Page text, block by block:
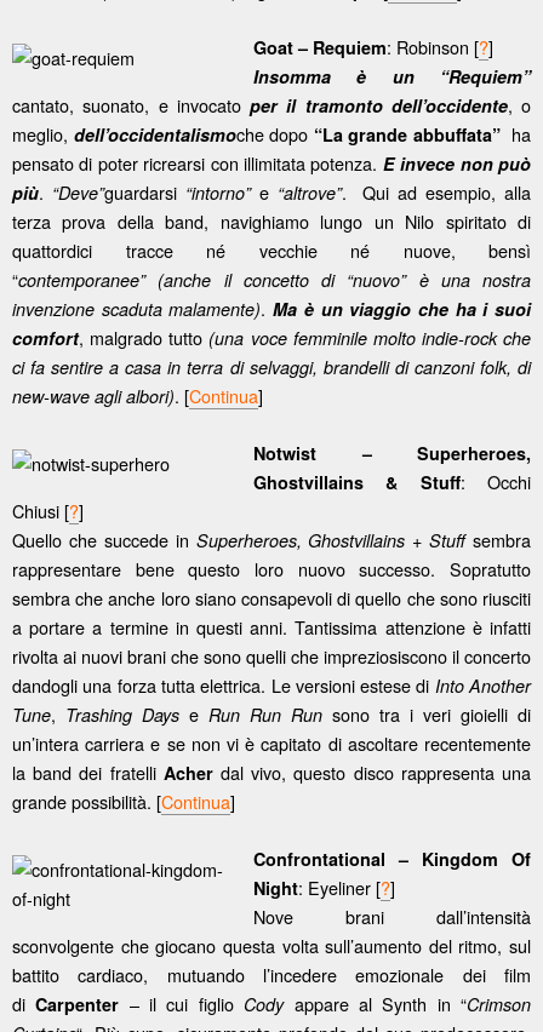
Goat – Requiem: Robinson [?]
Insomma è un “Requiem”
cantato, suonato, e invocato per il tramonto dell’occidente, o
meglio, dell’occidentalismoche dopo “La grande abbuffata”ha
pensato di poter ricrearsi con illimitata potenza. E invece non può
più. “Deve”guardarsi “intorno”e “altrove”. Qui ad esempio, alla
terza prova della band, navighiamo lungo un Nilo spiritato di
quattordici tracce né vecchie né nuove, bensì
“contemporanee” (anche il concetto di “nuovo” è una nostra
invenzione scaduta malamente).Ma è un viaggio che ha i suoi
comfort, malgrado tutto (una voce femminile molto indie-rock che
ci fa sentire a casa in terra di selvaggi, brandelli di canzoni folk, di
new-wave agli albori). [Continua]
Notwist – Superheroes,
Ghostvillains & Stuff: Occhi
Chiusi [?]
Quello che succede in Superheroes, Ghostvillains + Stuffsembra
rappresentare bene questo loro nuovo successo. Sopratutto
sembra che anche loro siano consapevoli di quello che sono riusciti
a portare a termine in questi anni. Tantissima attenzione è infatti
rivolta ai nuovi brani che sono quelli che impreziosiscono il concerto
dandogli una forza tutta elettrica. Le versioni estese di Into Another
Tune, Trashing Days e Run Run Run sono tra i veri gioielli di
un’intera carriera e se non vi è capitato di ascoltare recentemente
la band dei fratelli Acherdal vivo, questo disco rappresenta una
grande possibilità. [Continua]
Confrontational – Kingdom Of
Night: Eyeliner [?]
Nove brani dall’intensità
sconvolgente che giocano questa volta sull’aumento del ritmo, sul
battito cardiaco, mutuando l’incedere emozionale dei film
diCarpenter – il cui figlio Codyappare al Synth in “Crimson